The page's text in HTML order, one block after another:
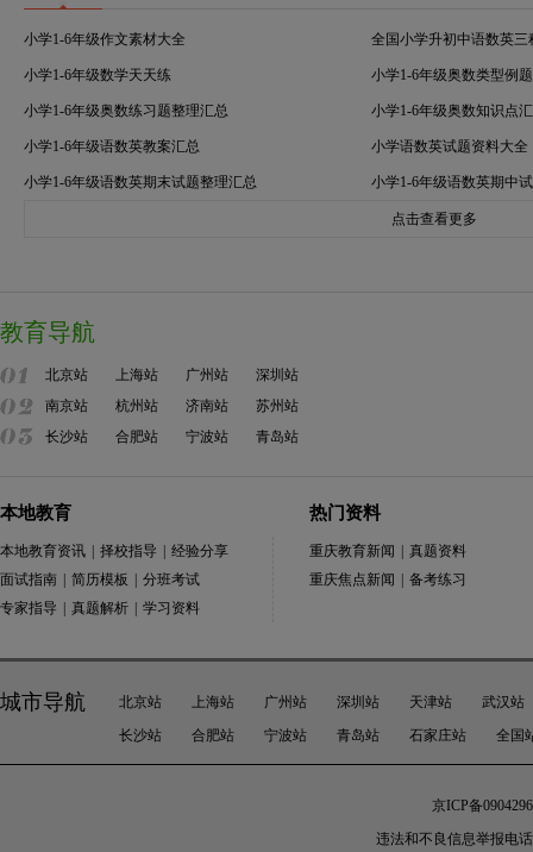
小学1-6年级作文素材大全 全国小学升初中语数英三
小学1-6年级数学天天练 小学1-6年级奥数类型例
小学1-6年级奥数练习题整理汇总 小学1-6年级奥数知识点
小学1-6年级语数英教案汇总 小学语数英试题资料大全
小学1-6年级语数英期末试题整理汇总 小学1-6年级语数英期中
点击查看更多
教育导航
北京站 上海站 广州站
深圳站
南京站
杭州站 济南站
苏州站
长沙站
合肥站 宁波站 青岛站
本地教育
本地教育资讯 择校指导
经验分享
面试指南
简历模板
分班考试
专家指导
真题解析 学习资料
热门资料
重庆教育新闻
真题资料
重庆焦点新闻
备考练习
城市导航 北京站 上海站 广州站 深圳站 天津站
武汉站
长沙站
合肥站 宁波站 青岛站 石家庄站 全国
京ICP备
违法和不良信息举报电